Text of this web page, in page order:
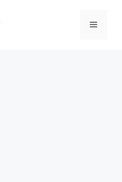
Menu